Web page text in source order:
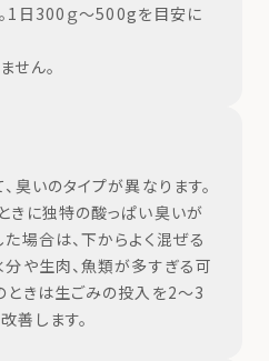
1日300ｇ～500gを目安に
せん。
臭いのタイプが異なります。
きに独特の酸っぱい臭いが
場合は、下からよく混ぜる
分や生肉、魚類が多すぎる可
ときは生ごみの投入を2～3
善します。